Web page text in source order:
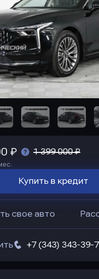
₽ 1 399 000 ₽
Купить в кредит
свое авто
+7 (343) 343-39-